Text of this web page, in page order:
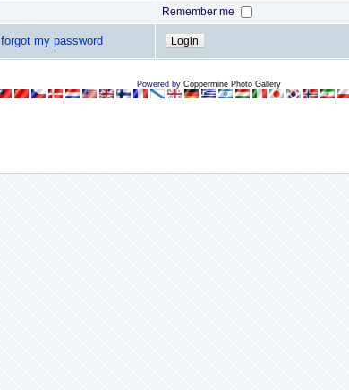
Remember me
I forgot my password
Powered by Coppermine Photo Gallery